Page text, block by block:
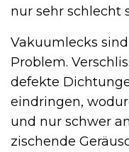
nur sehr schlecht
Vakuumlecks
Problem.
defekte
eindringen,
und nur schwer
zischende